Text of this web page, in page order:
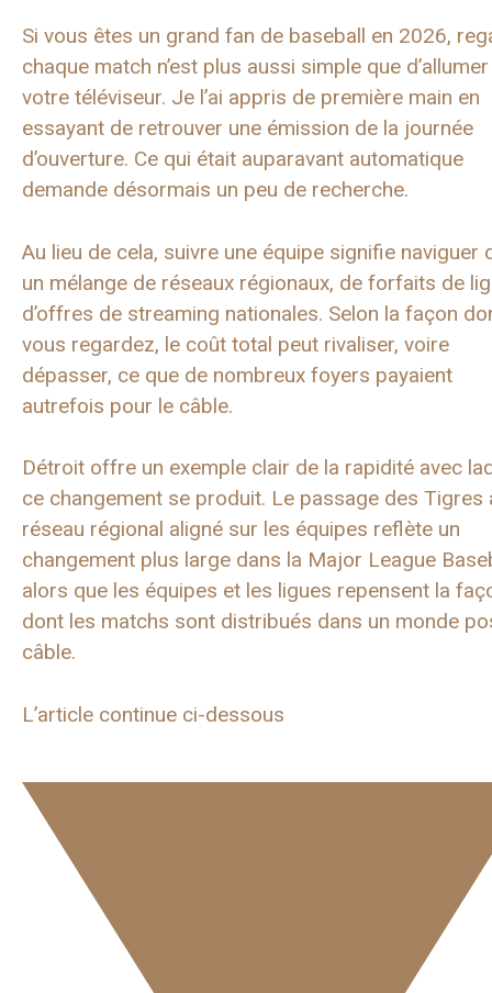
Si vous êtes un grand fan de baseball en 2026,
chaque match n’est plus aussi simple que d’allumer
votre téléviseur. Je l’ai appris de première main en
essayant de retrouver une émission de la journée
d’ouverture. Ce qui était auparavant automatique
demande désormais un peu de recherche.
Au lieu de cela, suivre une équipe signifie naviguer
un mélange de réseaux régionaux, de forfaits de
d’offres de streaming nationales. Selon la façon
vous regardez, le coût total peut rivaliser, voire
dépasser, ce que de nombreux foyers payaient
autrefois pour le câble.
Détroit offre un exemple clair de la rapidité avec
ce changement se produit. Le passage des Tigres
réseau régional aligné sur les équipes reflète un
changement plus large dans la Major League
alors que les équipes et les ligues repensent la
dont les matchs sont distribués dans un monde
câble.
L’article continue ci-dessous